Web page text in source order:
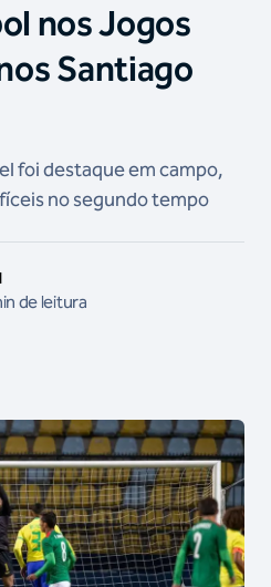
nos Jogos
Santiago
foi destaque em campo,
no segundo tempo
de leitura